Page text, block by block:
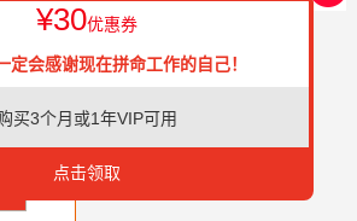
¥30优惠券
定会感谢现在拼命工作的自己！
买3个月或1年VIP可用
点击领取